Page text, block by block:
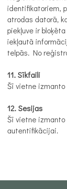
identifikatoriem,
atrodas datorā,
piekļuve ir
iekļautā
telpās. No
11. Sīkfaili
Šī vietne
12. Sesijas
Šī vietne
autentifikācijai.